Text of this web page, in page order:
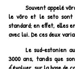
Souvent appelé
le võro et le seto sont
standard; en effet, elles
avec lui. De ces deux
Le sud-estonien
3000 ans, tandis que